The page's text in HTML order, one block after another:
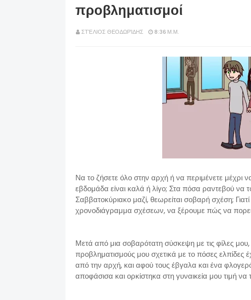
προβληματισμοί
ΣΤΈΛΙΟΣ ΘΕΟΔΩΡΊΔΗΣ 8:36 Μ.Μ.
Να το ζήσετε όλο στην αρχή ή να περιμένετε μέχρι
εβδομάδα είναι καλά ή λίγο; Στα πόσα ραντεβού να
Σαββατοκύριακο μαζί, θεωρείται σοβαρή σχέση;
χρονοδιάγραμμα σχέσεων, να ξέρουμε πώς να
Μετά από μια σοβαρότατη σύσκεψη με τις φίλες
προβληματισμούς μου σχετικά με το πόσες ελπίδες
από την αρχή, και αφού τους έβγαλα και ένα
αποφάσισα και ορκίστηκα στη γυναικεία μου τιμή